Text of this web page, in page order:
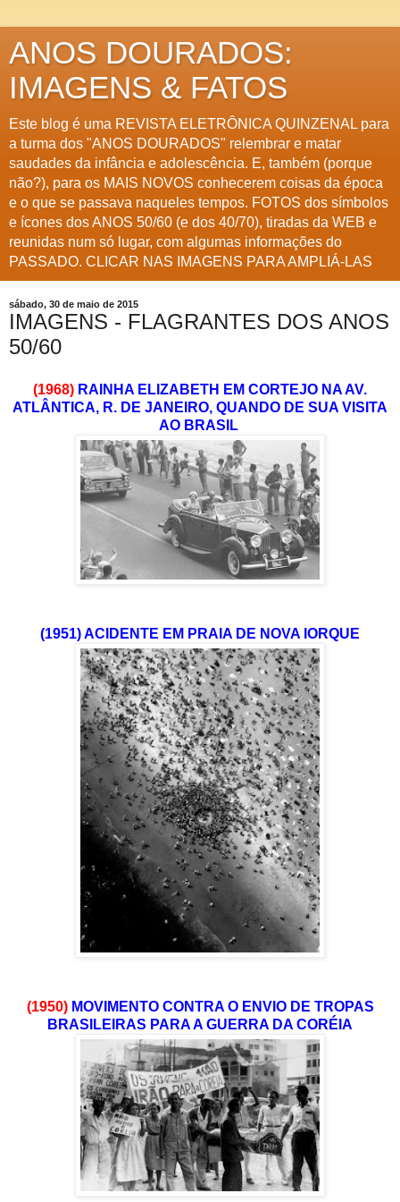
ANOS DOURADOS:
IMAGENS & FATOS
Este blog é uma REVISTA ELETRÔNICA QUINZENAL para
a turma dos "ANOS DOURADOS" relembrar e matar
saudades da infância e adolescência. E, também (porque
não?), para os MAIS NOVOS conhecerem coisas da época
e o que se passava naqueles tempos. FOTOS dos símbolos
e ícones dos ANOS 50/60 (e dos 40/70), tiradas da WEB e
reunidas num só lugar, com algumas informações do
PASSADO. CLICAR NAS IMAGENS PARA AMPLIÁ-LAS
sábado, 30 de maio de 2015
IMAGENS - FLAGRANTES DOS ANOS
50/60
(1968) RAINHA ELIZABETH EM CORTEJO NA AV.
ATLÂNTICA, R. DE JANEIRO, QUANDO DE SUA VISITA
AO BRASIL
(1951) ACIDENTE EM PRAIA DE NOVA IORQUE
(1950)MOVIMENTO CONTRA O ENVIO DE TROPAS
BRASILEIRAS PARA A GUERRA DA CORÉIA